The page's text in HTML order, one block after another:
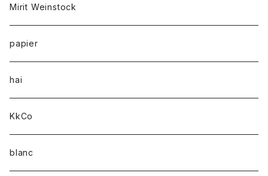
Mirit Weinstock
papier
hai
KkCo
blanc